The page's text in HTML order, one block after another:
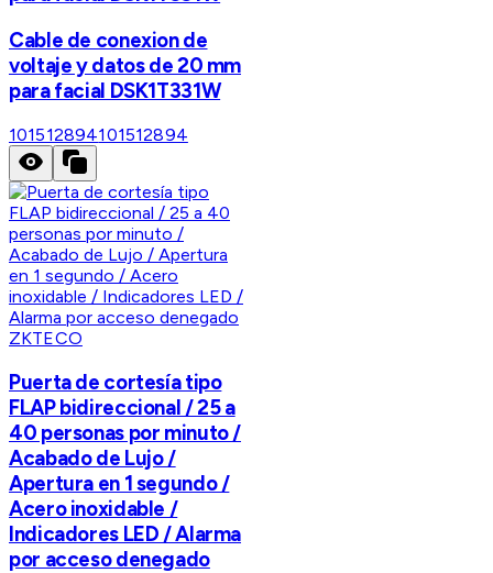
Cable de conexion de
voltaje y datos de 20 mm
para facial DSK1T331W
101512894101512894
ZKTECO
Puerta de cortesía tipo
FLAP bidireccional / 25 a
40 personas por minuto /
Acabado de Lujo /
Apertura en 1 segundo /
Acero inoxidable /
Indicadores LED / Alarma
por acceso denegado